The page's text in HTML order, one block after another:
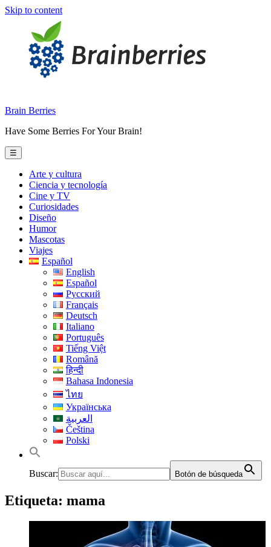
Skip to content
Brain Berries
Have Some Berries For Your Brain!
☰
Arte y cultura
Ciencia y tecnología
Cine y TV
Curiosidades
Diseño
Humor
Mascotas
Viajes
Español
English
Español
Русский
Français
Deutsch
Italiano
Português
Tiếng Việt
Română
हिन्दी
Bahasa Indonesia
ไทย
Українська
العربية
Čeština
Polski
Buscar: Botón de búsqueda
Etiqueta: mama